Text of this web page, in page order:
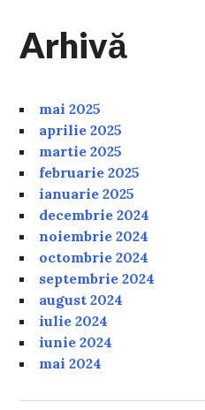
Arhivă
mai 2025
aprilie 2025
martie 2025
februarie 2025
ianuarie 2025
decembrie 2024
noiembrie 2024
octombrie 2024
septembrie 2024
august 2024
iulie 2024
iunie 2024
mai 2024